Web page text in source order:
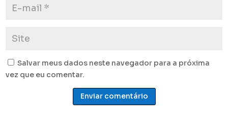
Salvar meus dados neste navegador para a próxima
vez que eu comentar.
Enviar comentário